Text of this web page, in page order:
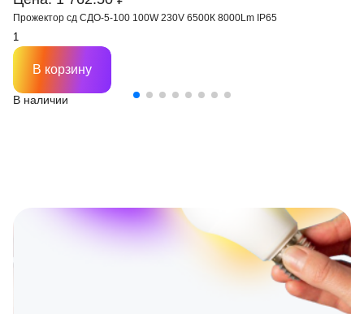
Прожектор сд СДО-5-100 100W 230V 6500К 8000Lm IP65
В наличии
В корзину